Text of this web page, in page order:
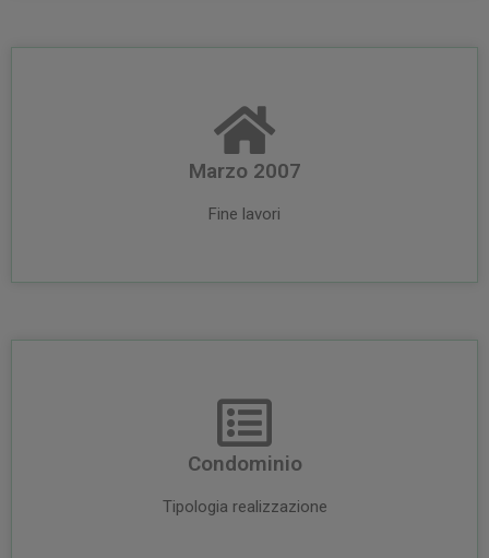
Marzo 2007
Fine lavori
Condominio
Tipologia realizzazione